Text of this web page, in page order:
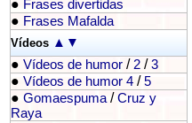
● Frases divertidas
● Frases Mafalda
Vídeos ▲ ▼
● Vídeos de humor / 2 /3
● Vídeos de humor 4 /5
● Gomaespuma /Cruz y
Raya